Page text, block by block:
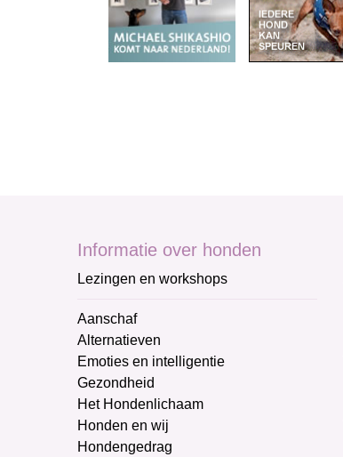
Informatie over honden
Lezingen en workshops
Aanschaf
Alternatieven
Emoties en intelligentie
Gezondheid
Het Hondenlichaam
Honden en wij
Hondengedrag